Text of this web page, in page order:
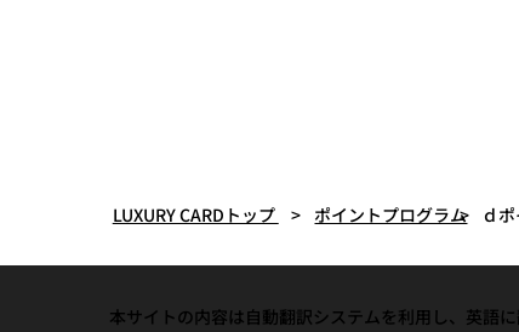
ｄ
>
ポイントプログラム
>
LUXURY CARDトップ
本サイトの内容は自動翻訳システムを利用し、英語